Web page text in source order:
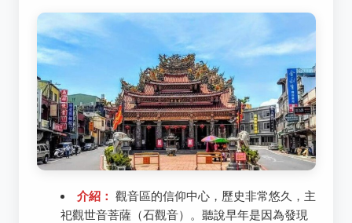
介紹： 觀音區的信仰中心，歷史非常悠久，主
祀觀世音菩薩（石觀音）。聽說早年是因為發現